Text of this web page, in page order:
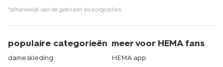
*afhankelijk van de gekozen bezorgopties
populaire categorieën
dameskleding
meer voor HEMA fans
HEMA app